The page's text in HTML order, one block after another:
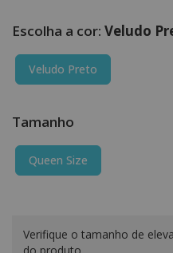
Veludo
Veludo Preto
Tamanho
Queen Size
Verifique o tamanho de